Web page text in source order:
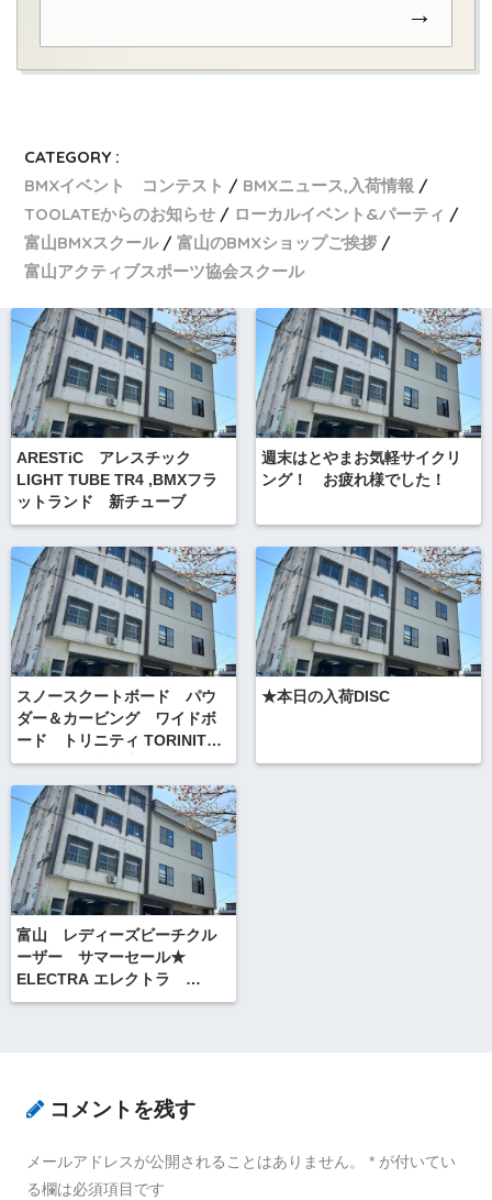
→
CATEGORY :
BMXイベント コンテスト
BMXニュース,入荷情報
TOOLATEからのお知らせ
ローカルイベント&パーティ
富山BMXスクール
富山のBMXショップご挨拶
富山アクティブスポーツ協会スクール
ARESTiC アレスチック
LIGHT TUBE TR4 ,BMXフラ
ットランド 新チューブ
週末はとやまお気軽サイクリ
ング！ お疲れ様でした！
スノースクートボード パウ
ダー＆カービング ワイドボ
ード トリニティ TORINITY
いよいよ発売決定！
★本日の入荷DISC
富山 レディーズビーチクル
ーザー サマーセール★
ELECTRA エレクトラ
TICINO 8D LADIE'S
コメントを残す
メールアドレスが公開されることはありません。 * が付いてい
る欄は必須項目です